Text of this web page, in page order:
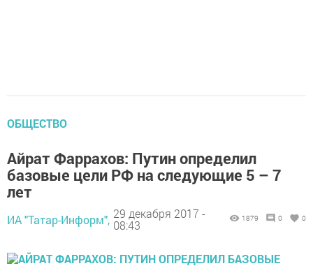
ОБЩЕСТВО
Айрат Фаррахов: Путин определил
базовые цели РФ на следующие 5 – 7
лет
ИА "Татар-Информ", 29 декабря 2017 -
08:43
1879 0 0